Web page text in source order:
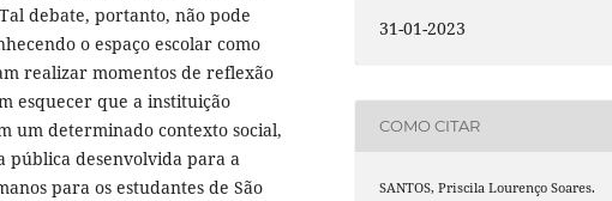
debate, portanto, não pode
o espaço escolar como
realizar momentos de reflexão
esquecer que a instituição
um determinado contexto social,
pública desenvolvida para a
para os estudantes de São
31-01-2023
COMO CITAR
SANTOS, Priscila Lourenço Soares.